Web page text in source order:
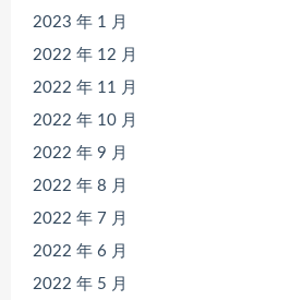
2023 年 1 月
2022 年 12 月
2022 年 11 月
2022 年 10 月
2022 年 9 月
2022 年 8 月
2022 年 7 月
2022 年 6 月
2022 年 5 月